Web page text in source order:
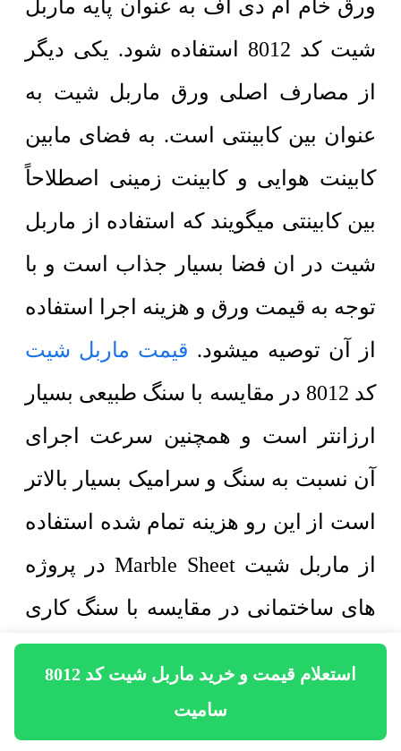
استعلام قیمت و خرید ماربل شیت کد 8012
سامیت
ورق خام ام دی اف به عنوان پایه ماربل
شیت کد 8012 استفاده شود. یکی دیگر
از مصارف اصلی ورق ماربل شیت به
عنوان بین کابینتی است. به فضای مابین
کابینت هوایی و کابینت زمینی اصطلاحاً
بین کابینتی میگویند که استفاده از ماربل
شیت در ان فضا بسیار جذاب است و با
توجه به قیمت ورق و هزینه اجرا استفاده
از آن توصیه میشود. قیمت ماربل شیت
کد 8012 در مقایسه با سنگ طبیعی بسیار
ارزانتر است و همچنین سرعت اجرای
آن نسبت به سنگ و سرامیک بسیار بالاتر
است از این رو هزینه تمام شده استفاده
از ماربل شیت Marble Sheet در پروژه
های ساختمانی در مقایسه با سنگ کاری
کاهش پیدا میکند. ماربل شیت کد 8012
شده است: 1- برد پی وی سی 2- لایه